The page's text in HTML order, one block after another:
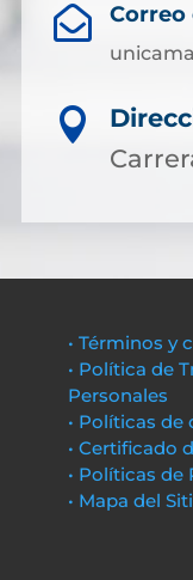
 Correo

• Términos y
• Política de
Personales
• Políticas
• Certificado
• Políticas de
• Mapa del